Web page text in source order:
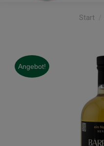
Start
Angebot!